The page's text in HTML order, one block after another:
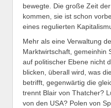
bewegte. Die große Zeit
kommen, sie ist schon
eines regulierten
Mehr als eine Verwaltung
Marktwirtschaft, gemeinhin
auf politischer Ebene nicht
blicken, überall wird, was
betrifft, gegenwärtig die
trennt Blair von Thatcher?
von den USA? Polen von